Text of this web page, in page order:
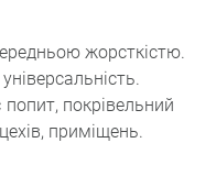
жорсткістю.
покрівельний
приміщень.